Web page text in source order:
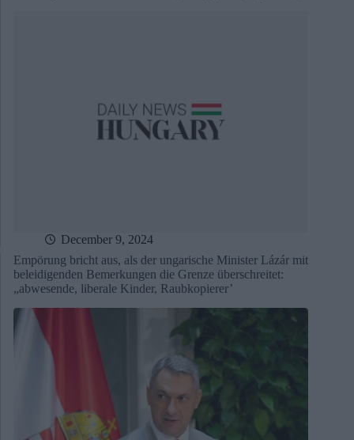
December 9, 2024
Empörung bricht aus, als der ungarische Minister Lázár mit
beleidigenden Bemerkungen die Grenze überschreitet:
„abwesende, liberale Kinder, Raubkopierer’